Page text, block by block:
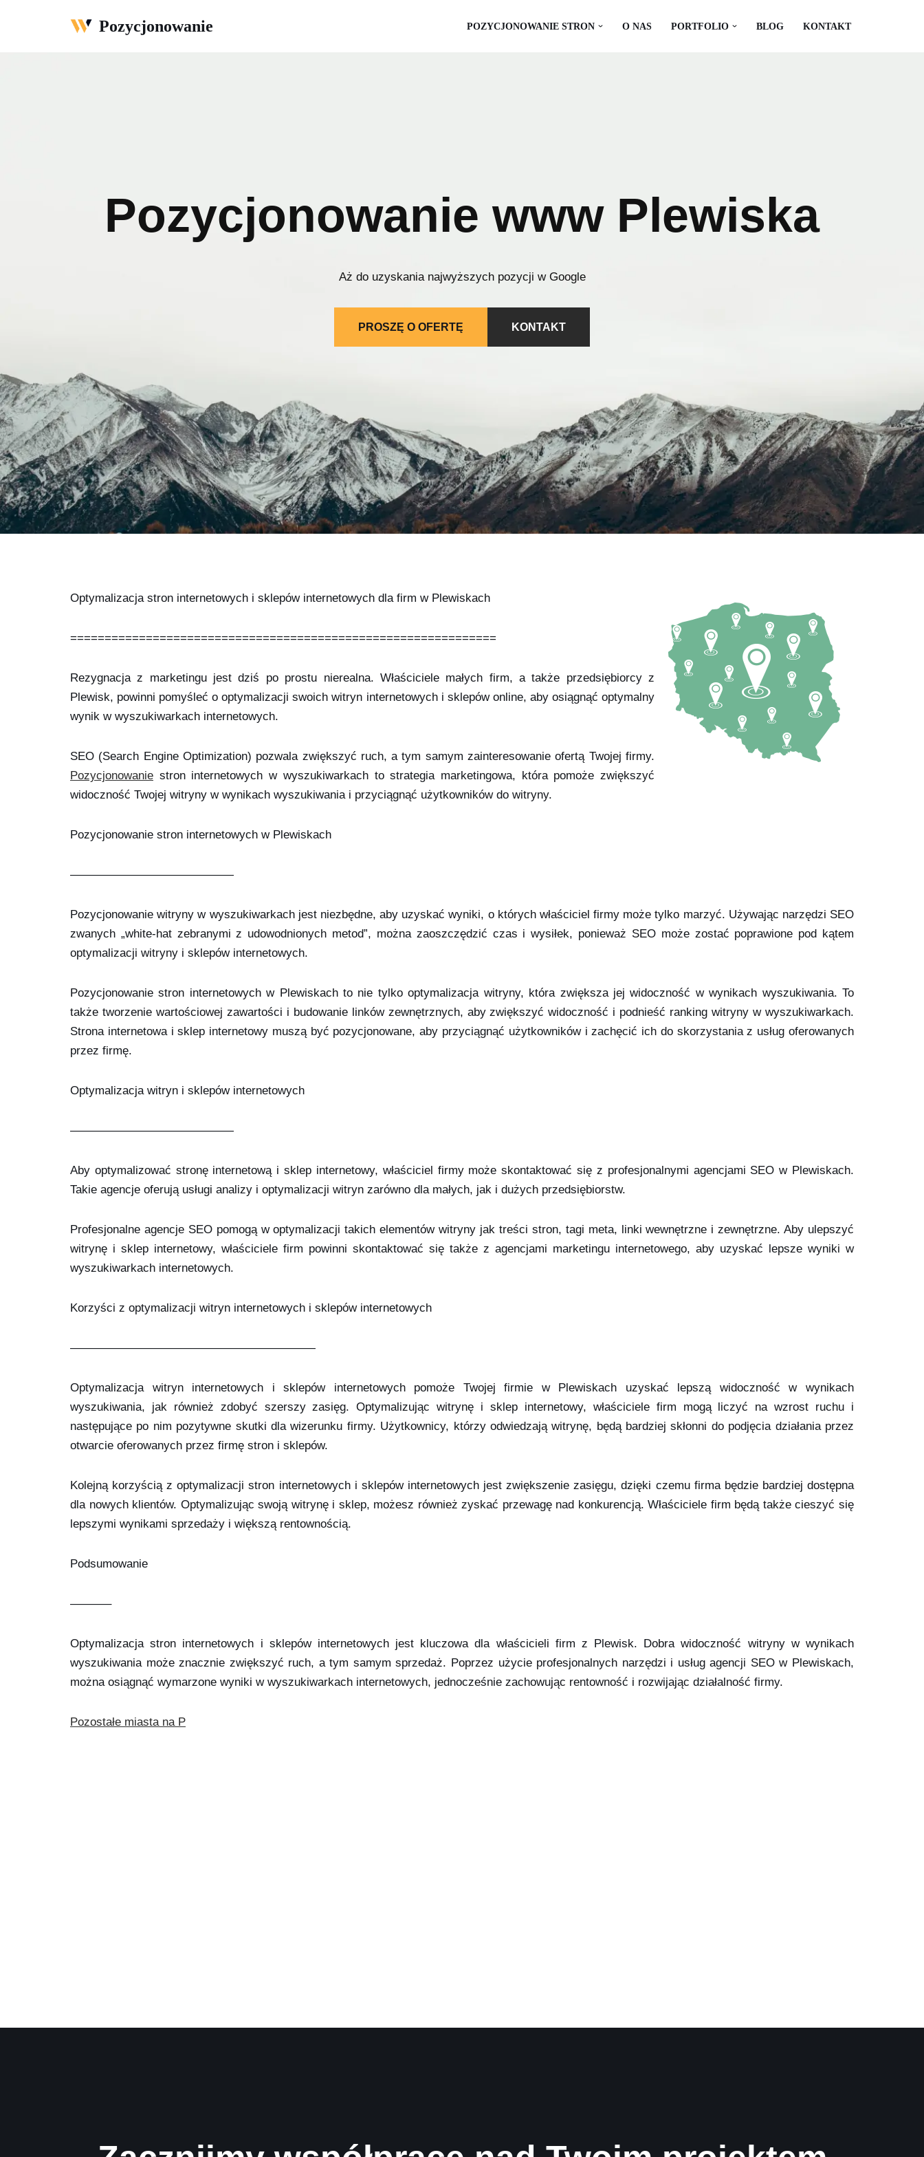
Pozycjonowanie POZYCJONOWANIE STRON O NAS PORTFOLIO BLOG KONTAKT
Pozycjonowanie www Plewiska
Aż do uzyskania najwyższych pozycji w Google
PROSZĘ O OFERTĘ KONTAKT
Optymalizacja stron internetowych i sklepów internetowych dla firm w Plewiskach
==============================================================
Rezygnacja z marketingu jest dziś po prostu nierealna. Właściciele małych firm, a także przedsiębiorcy z
Plewisk, powinni pomyśleć o optymalizacji swoich witryn internetowych i sklepów online, aby osiągnąć optymalny
wynik w wyszukiwarkach internetowych.
SEO (Search Engine Optimization) pozwala zwiększyć ruch, a tym samym zainteresowanie ofertą Twojej firmy.
Pozycjonowanie stron internetowych w wyszukiwarkach to strategia marketingowa, która pomoże zwiększyć
widoczność Twojej witryny w wynikach wyszukiwania i przyciągnąć użytkowników do witryny.
Pozycjonowanie stron internetowych w Plewiskach
——————————————
Pozycjonowanie witryny w wyszukiwarkach jest niezbędne, aby uzyskać wyniki, o których właściciel firmy może tylko marzyć. Używając narzędzi SEO
zwanych „white-hat zebranymi z udowodnionych metod”, można zaoszczędzić czas i wysiłek, ponieważ SEO może zostać poprawione pod kątem
optymalizacji witryny i sklepów internetowych.
Pozycjonowanie stron internetowych w Plewiskach to nie tylko optymalizacja witryny, która zwiększa jej widoczność w wynikach wyszukiwania. To
także tworzenie wartościowej zawartości i budowanie linków zewnętrznych, aby zwiększyć widoczność i podnieść ranking witryny w wyszukiwarkach.
Strona internetowa i sklep internetowy muszą być pozycjonowane, aby przyciągnąć użytkowników i zachęcić ich do skorzystania z usług oferowanych
przez firmę.
Optymalizacja witryn i sklepów internetowych
——————————————
Aby optymalizować stronę internetową i sklep internetowy, właściciel firmy może skontaktować się z profesjonalnymi agencjami SEO w Plewiskach.
Takie agencje oferują usługi analizy i optymalizacji witryn zarówno dla małych, jak i dużych przedsiębiorstw.
Profesjonalne agencje SEO pomogą w optymalizacji takich elementów witryny jak treści stron, tagi meta, linki wewnętrzne i zewnętrzne. Aby ulepszyć
witrynę i sklep internetowy, właściciele firm powinni skontaktować się także z agencjami marketingu internetowego, aby uzyskać lepsze wyniki w
wyszukiwarkach internetowych.
Korzyści z optymalizacji witryn internetowych i sklepów internetowych
—————————————————————
Optymalizacja witryn internetowych i sklepów internetowych pomoże Twojej firmie w Plewiskach uzyskać lepszą widoczność w wynikach
wyszukiwania, jak również zdobyć szerszy zasięg. Optymalizując witrynę i sklep internetowy, właściciele firm mogą liczyć na wzrost ruchu i
następujące po nim pozytywne skutki dla wizerunku firmy. Użytkownicy, którzy odwiedzają witrynę, będą bardziej skłonni do podjęcia działania przez
otwarcie oferowanych przez firmę stron i sklepów.
Kolejną korzyścią z optymalizacji stron internetowych i sklepów internetowych jest zwiększenie zasięgu, dzięki czemu firma będzie bardziej dostępna
dla nowych klientów. Optymalizując swoją witrynę i sklep, możesz również zyskać przewagę nad konkurencją. Właściciele firm będą także cieszyć się
lepszymi wynikami sprzedaży i większą rentownością.
Podsumowanie
———–
Optymalizacja stron internetowych i sklepów internetowych jest kluczowa dla właścicieli firm z Plewisk. Dobra widoczność witryny w wynikach
wyszukiwania może znacznie zwiększyć ruch, a tym samym sprzedaż. Poprzez użycie profesjonalnych narzędzi i usług agencji SEO w Plewiskach,
można osiągnąć wymarzone wyniki w wyszukiwarkach internetowych, jednocześnie zachowując rentowność i rozwijając działalność firmy.
Pozostałe miasta na P